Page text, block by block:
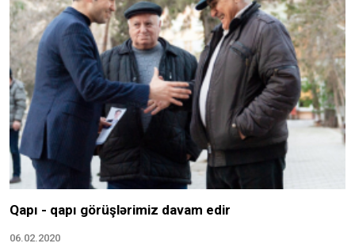
Qapı - qapı görüşlərimiz davam edir
06.02.2020